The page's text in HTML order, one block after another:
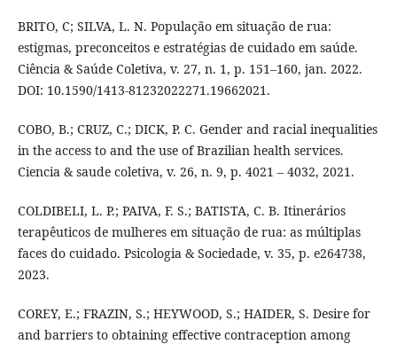
BRITO, C; SILVA, L. N. População em situação de rua:
estigmas, preconceitos e estratégias de cuidado em saúde.
Ciência & Saúde Coletiva, v. 27, n. 1, p. 151–160, jan. 2022.
DOI: 10.1590/1413-81232022271.19662021.
COBO, B.; CRUZ, C.; DICK, P. C. Gender and racial inequalities
in the access to and the use of Brazilian health services.
Ciencia & saude coletiva, v. 26, n. 9, p. 4021 – 4032, 2021.
COLDIBELI, L. P.; PAIVA, F. S.; BATISTA, C. B. Itinerários
terapêuticos de mulheres em situação de rua: as múltiplas
faces do cuidado. Psicologia & Sociedade, v. 35, p. e264738,
2023.
COREY, E.; FRAZIN, S.; HEYWOOD, S.; HAIDER, S. Desire for
and barriers to obtaining effective contraception among